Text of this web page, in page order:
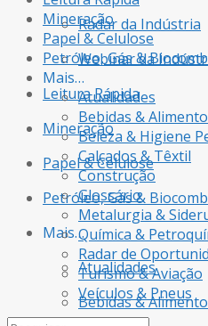
Radar da Indústria
Webinar da
Leitura Rápida
Mineração
Papel & Celulose
Petróleo, Gás &
Mais…
Atualidades
Bebidas &
Mineração
Papel & Celulose
Petróleo, Gás &
Mais…
Atualidades
Bebidas &
Beleza & Higiene
Calçados & Têxtil
Construção
Glossário
Metalurgia &
Química &
Radar de
Turismo & Aviação
Veículos & Pneus